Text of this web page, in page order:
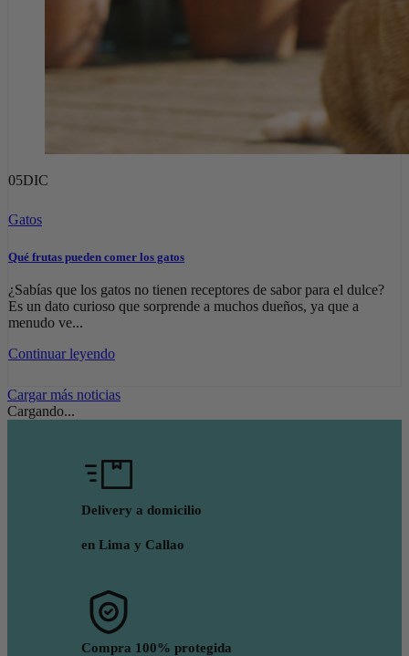
05DIC
Gatos
Qué frutas pueden comer los gatos
¿Sabías que los gatos no tienen receptores de sabor para el dulce?
Es un dato curioso que sorprende a muchos dueños, ya que a
menudo ve...
Continuar leyendo
Cargar más noticias
Cargando...
Delivery a domicilio
en Lima y Callao
Compra 100% protegida